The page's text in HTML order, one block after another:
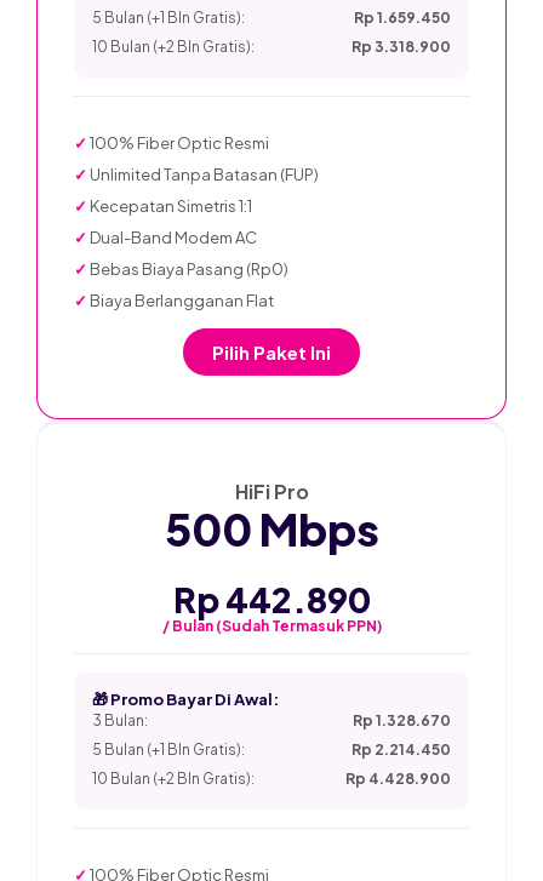
5 Bulan (+1 Bln Gratis):
Rp 1.659.450
10 Bulan (+2 Bln Gratis):
Rp 3.318.900
✓ 100% Fiber Optic Resmi
✓ Unlimited Tanpa Batasan (FUP)
✓ Kecepatan Simetris 1:1
✓ Dual-Band Modem AC
✓ Bebas Biaya Pasang (Rp0)
✓ Biaya Berlangganan Flat
Pilih Paket Ini
HiFi Pro
500 Mbps
Rp 442.890
/ Bulan (Sudah Termasuk PPN)
🎁 Promo Bayar Di Awal:
3 Bulan:
Rp 1.328.670
5 Bulan (+1 Bln Gratis):
Rp 2.214.450
10 Bulan (+2 Bln Gratis):
Rp 4.428.900
✓ 100% Fiber Optic Resmi